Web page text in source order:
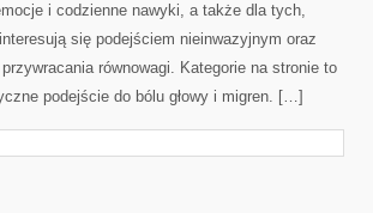
i codzienne nawyki, a także dla tych,
się podejściem nieinwazyjnym oraz
równowagi. Kategorie na stronie to
podejście do bólu głowy i migren. […]